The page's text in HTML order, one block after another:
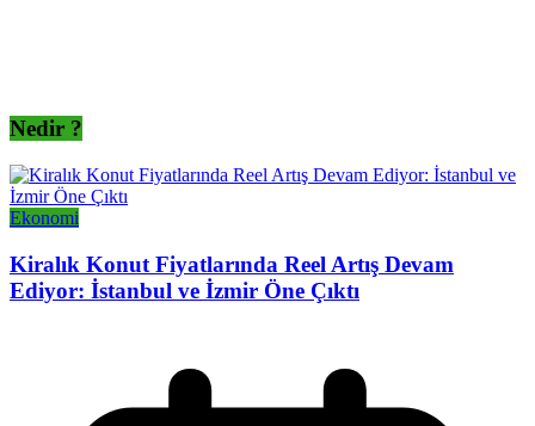
Nedir ?
Ekonomi
Kiralık Konut Fiyatlarında Reel Artış Devam
Ediyor: İstanbul ve İzmir Öne Çıktı